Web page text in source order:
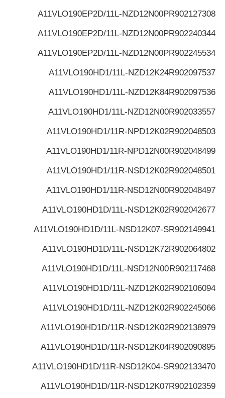
R902127308
A11VLO190EP2D/11L-NZD12N00P
R902240344
A11VLO190EP2D/11L-NZD12N00P
R902245534
A11VLO190EP2D/11L-NZD12N00P
R902097537
A11VLO190HD1/11L-NZD12K24
R902097536
A11VLO190HD1/11L-NZD12K84
R902033557
A11VLO190HD1/11L-NZD12N00
R902048503
A11VLO190HD1/11R-NPD12K02
R902048499
A11VLO190HD1/11R-NPD12N00
R902048501
A11VLO190HD1/11R-NSD12K02
R902048497
A11VLO190HD1/11R-NSD12N00
R902042677
A11VLO190HD1D/11L-NSD12K02
R902149941
A11VLO190HD1D/11L-NSD12K07-S
R902064802
A11VLO190HD1D/11L-NSD12K72
R902117468
A11VLO190HD1D/11L-NSD12N00
R902106094
A11VLO190HD1D/11L-NZD12K02
R902245066
A11VLO190HD1D/11L-NZD12K02
R902138979
A11VLO190HD1D/11R-NSD12K02
R902090895
A11VLO190HD1D/11R-NSD12K04
R902133470
A11VLO190HD1D/11R-NSD12K04-S
R902102359
A11VLO190HD1D/11R-NSD12K07